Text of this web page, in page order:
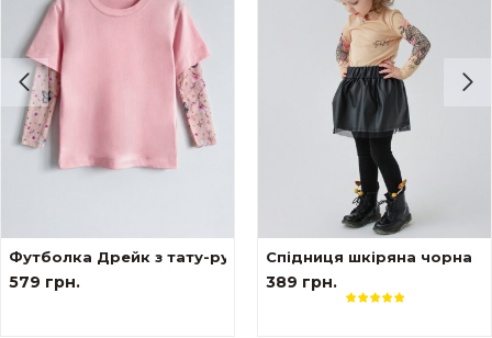
tattoo style Тризуб
Футболка Дрейк з тату-рукавами Сакура
579 грн.
Спідниця шкіряна чорна
389 грн.